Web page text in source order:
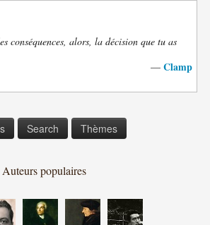
conséquences, alors, la décision que tu as
— Clamp
Search Thèmes
Auteurs populaires